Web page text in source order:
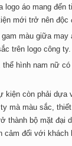
áo mang đến
mới trở nên độc
màu giữa may
trên logo công ty.
thể hình nam nữ
kiện còn phải dựa
mà màu sắc,
thành bộ mặt đại
cảm đối với khách